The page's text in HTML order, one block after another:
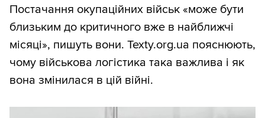
Постачання окупаційних військ «може бути
близьким до критичного вже в найближчі
місяці», пишуть вони. Texty.org.ua пояснюють,
чому військова логістика така важлива і як
вона змінилася в цій війні.